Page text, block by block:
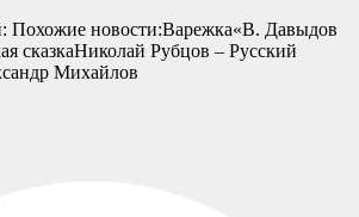
Похожие новости:Варежка«В. Давыдов
сказкаНиколай Рубцов – Русский
Михайлов